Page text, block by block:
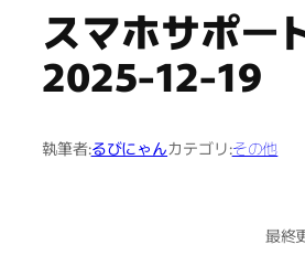
スマホサポー
2025-12-19
執筆者:るびにゃんカテゴリ:その他
最終